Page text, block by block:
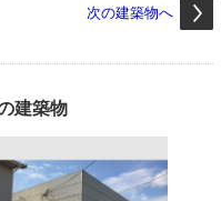
次の建築物へ
建築物